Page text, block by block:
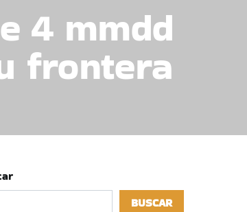
4 mmdd
frontera
BUSCAR